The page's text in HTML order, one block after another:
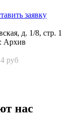
заявку
д. 1/8, стр. 1
Архив
руб
нас